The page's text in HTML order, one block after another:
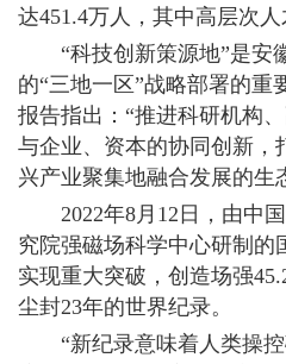
达451.4万人，其中高层次人
“科技创新策源地”是安
的“三地一区”战略部署的重
报告指出：“推进科研机构
与企业、资本的协同创新，
兴产业聚集地融合发展的生
2022年8月12日，由中
究院强磁场科学中心研制的
实现重大突破，创造场强
尘封23年的世界纪录。
“新纪录意味着人类操